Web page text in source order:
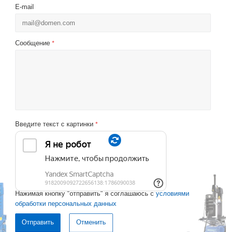
E-mail
Сообщение *
Введите текст с картинки *
Нажимая кнопку "отправить" я соглашаюсь с условиями
обработки персональных данных
Отменить